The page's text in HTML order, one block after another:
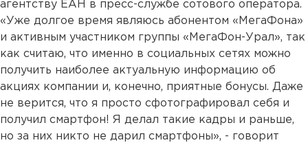
агентству ЕАН в пресс-службе сотового оператора.
«Уже долгое время являюсь абонентом «МегаФона»
и активным участником группы «МегаФон-Урал», так
как считаю, что именно в социальных сетях можно
получить наиболее актуальную информацию об
акциях компании и, конечно, приятные бонусы. Даже
не верится, что я просто сфотографировал себя и
получил смартфон! Я делал такие кадры и раньше,
но за них никто не дарил смартфоны», - говорит